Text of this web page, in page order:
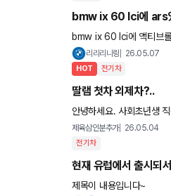
bmw ix 60 lci에 ars
bmw ix 60 lci에 액티브롤
리리리니링 26.05.07
HOT 전기차
딸램 첫차 외제차?..
안녕하세요. 사회초년생 직장인 딸을 둔 아버지입니다.. 딸이 셔
제육삼인분추가 26.05.04
전기차
현재 유럽에서 출시되
제목이 내용입니다~